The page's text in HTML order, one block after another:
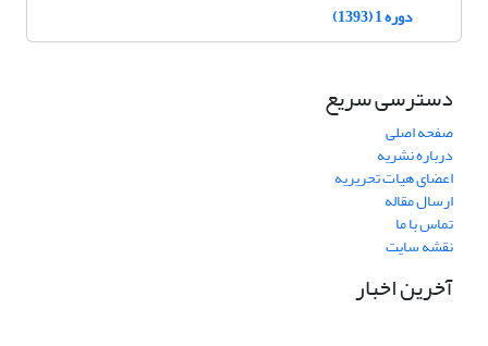
دوره 1 (1393)
دسترسی سریع
صفحه اصلی
درباره نشریه
اعضای هیات تحریریه
ارسال مقاله
تماس با ما
نقشه سایت
آخرین اخبار